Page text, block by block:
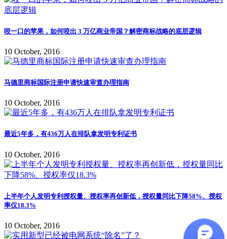
咬一口的苹果，如何咬出 3 万亿商业帝国？解密商标战略的底层逻辑
10 October, 2016
马德里商标国际注册申请快速审查办理指南
10 October, 2016
最近5年多，有436万人在排队拿发明专利证书
10 October, 2016
上半年个人发明专利授权量、授权率再创新低，授权量同比下降58%、授权
率仅18.3%
10 October, 2016